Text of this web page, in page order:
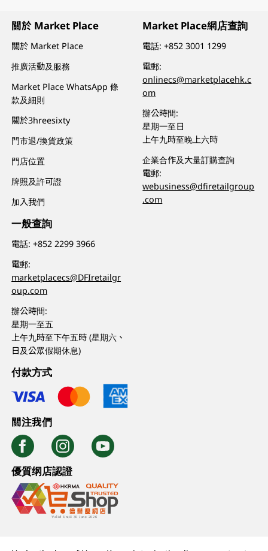
關於 Market Place
關於 Market Place
推廣活動及服務
Market Place WhatsApp 條
款及細則
關於3hreesixty
門市退/換貨政策
門店位置
牌照及許可證
加入我們
一般查詢
電話:+852 2299 3966
電郵:
marketplacecs@DFIretailgr
oup.com
辦公時間:
星期一至五
上午九時至下午五時 (星期六、
日及公眾假期休息)
Market Place網店查詢
電話:+852 3001 1299
電郵:
onlinecs@marketplacehk.c
om
辦公時間:
星期一至日
上午九時至晚上六時
企業合作及大量訂購查詢
電郵:
webusiness@dfiretailgroup
.com
付款方式
關注我們
優質纲店認證